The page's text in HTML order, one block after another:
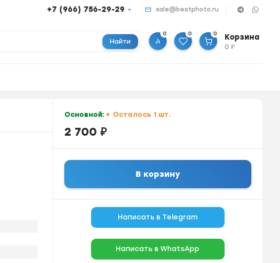
+7 (966) 756-29-29 sale@bestphoto.ru
Найти
0 0 0 Корзина
0₽
Основной: Осталось 1 шт.
2 700 ₽
В корзину
Написать в Telegram
Написать в WhatsApp